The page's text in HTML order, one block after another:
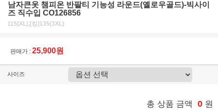
남자큰옷 챔피온 반팔티 기능성 라운드(옐로우골드)-빅사이
즈 직수입 CO126856
115(XL),[킹]135(3XL)
판매가 : 25,900원
사이즈
총 상품 금액 0 원